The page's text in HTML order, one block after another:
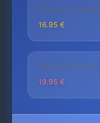
AKTUELLER PREIS
16.95 €
HÖCHSTER PREIS
19.95 €